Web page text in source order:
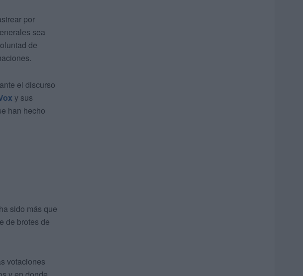
por
sea
de
el discurso
y sus
han hecho
sido más que
de brotes de
votaciones